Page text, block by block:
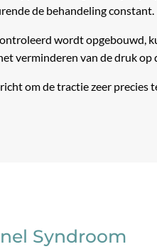
de behandeling constant.
wordt opgebouwd,
verminderen van de druk op
om de tractie zeer
Syndroom